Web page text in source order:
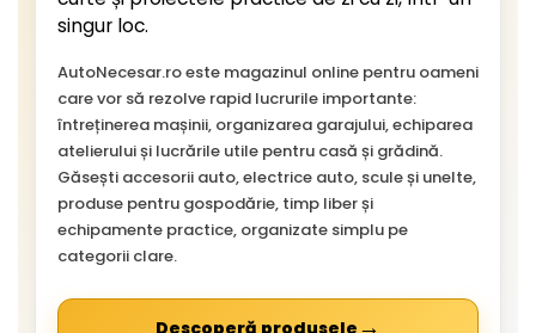
singur loc.
AutoNecesar.ro este magazinul online pentru oameni
care vor să rezolve rapid lucrurile importante:
întreținerea mașinii, organizarea garajului, echiparea
atelierului și lucrările utile pentru casă și grădină.
Găsești accesorii auto, electrice auto, scule și unelte,
produse pentru gospodărie, timp liber și
echipamente practice, organizate simplu pe
categorii clare.
Descoperă produsele